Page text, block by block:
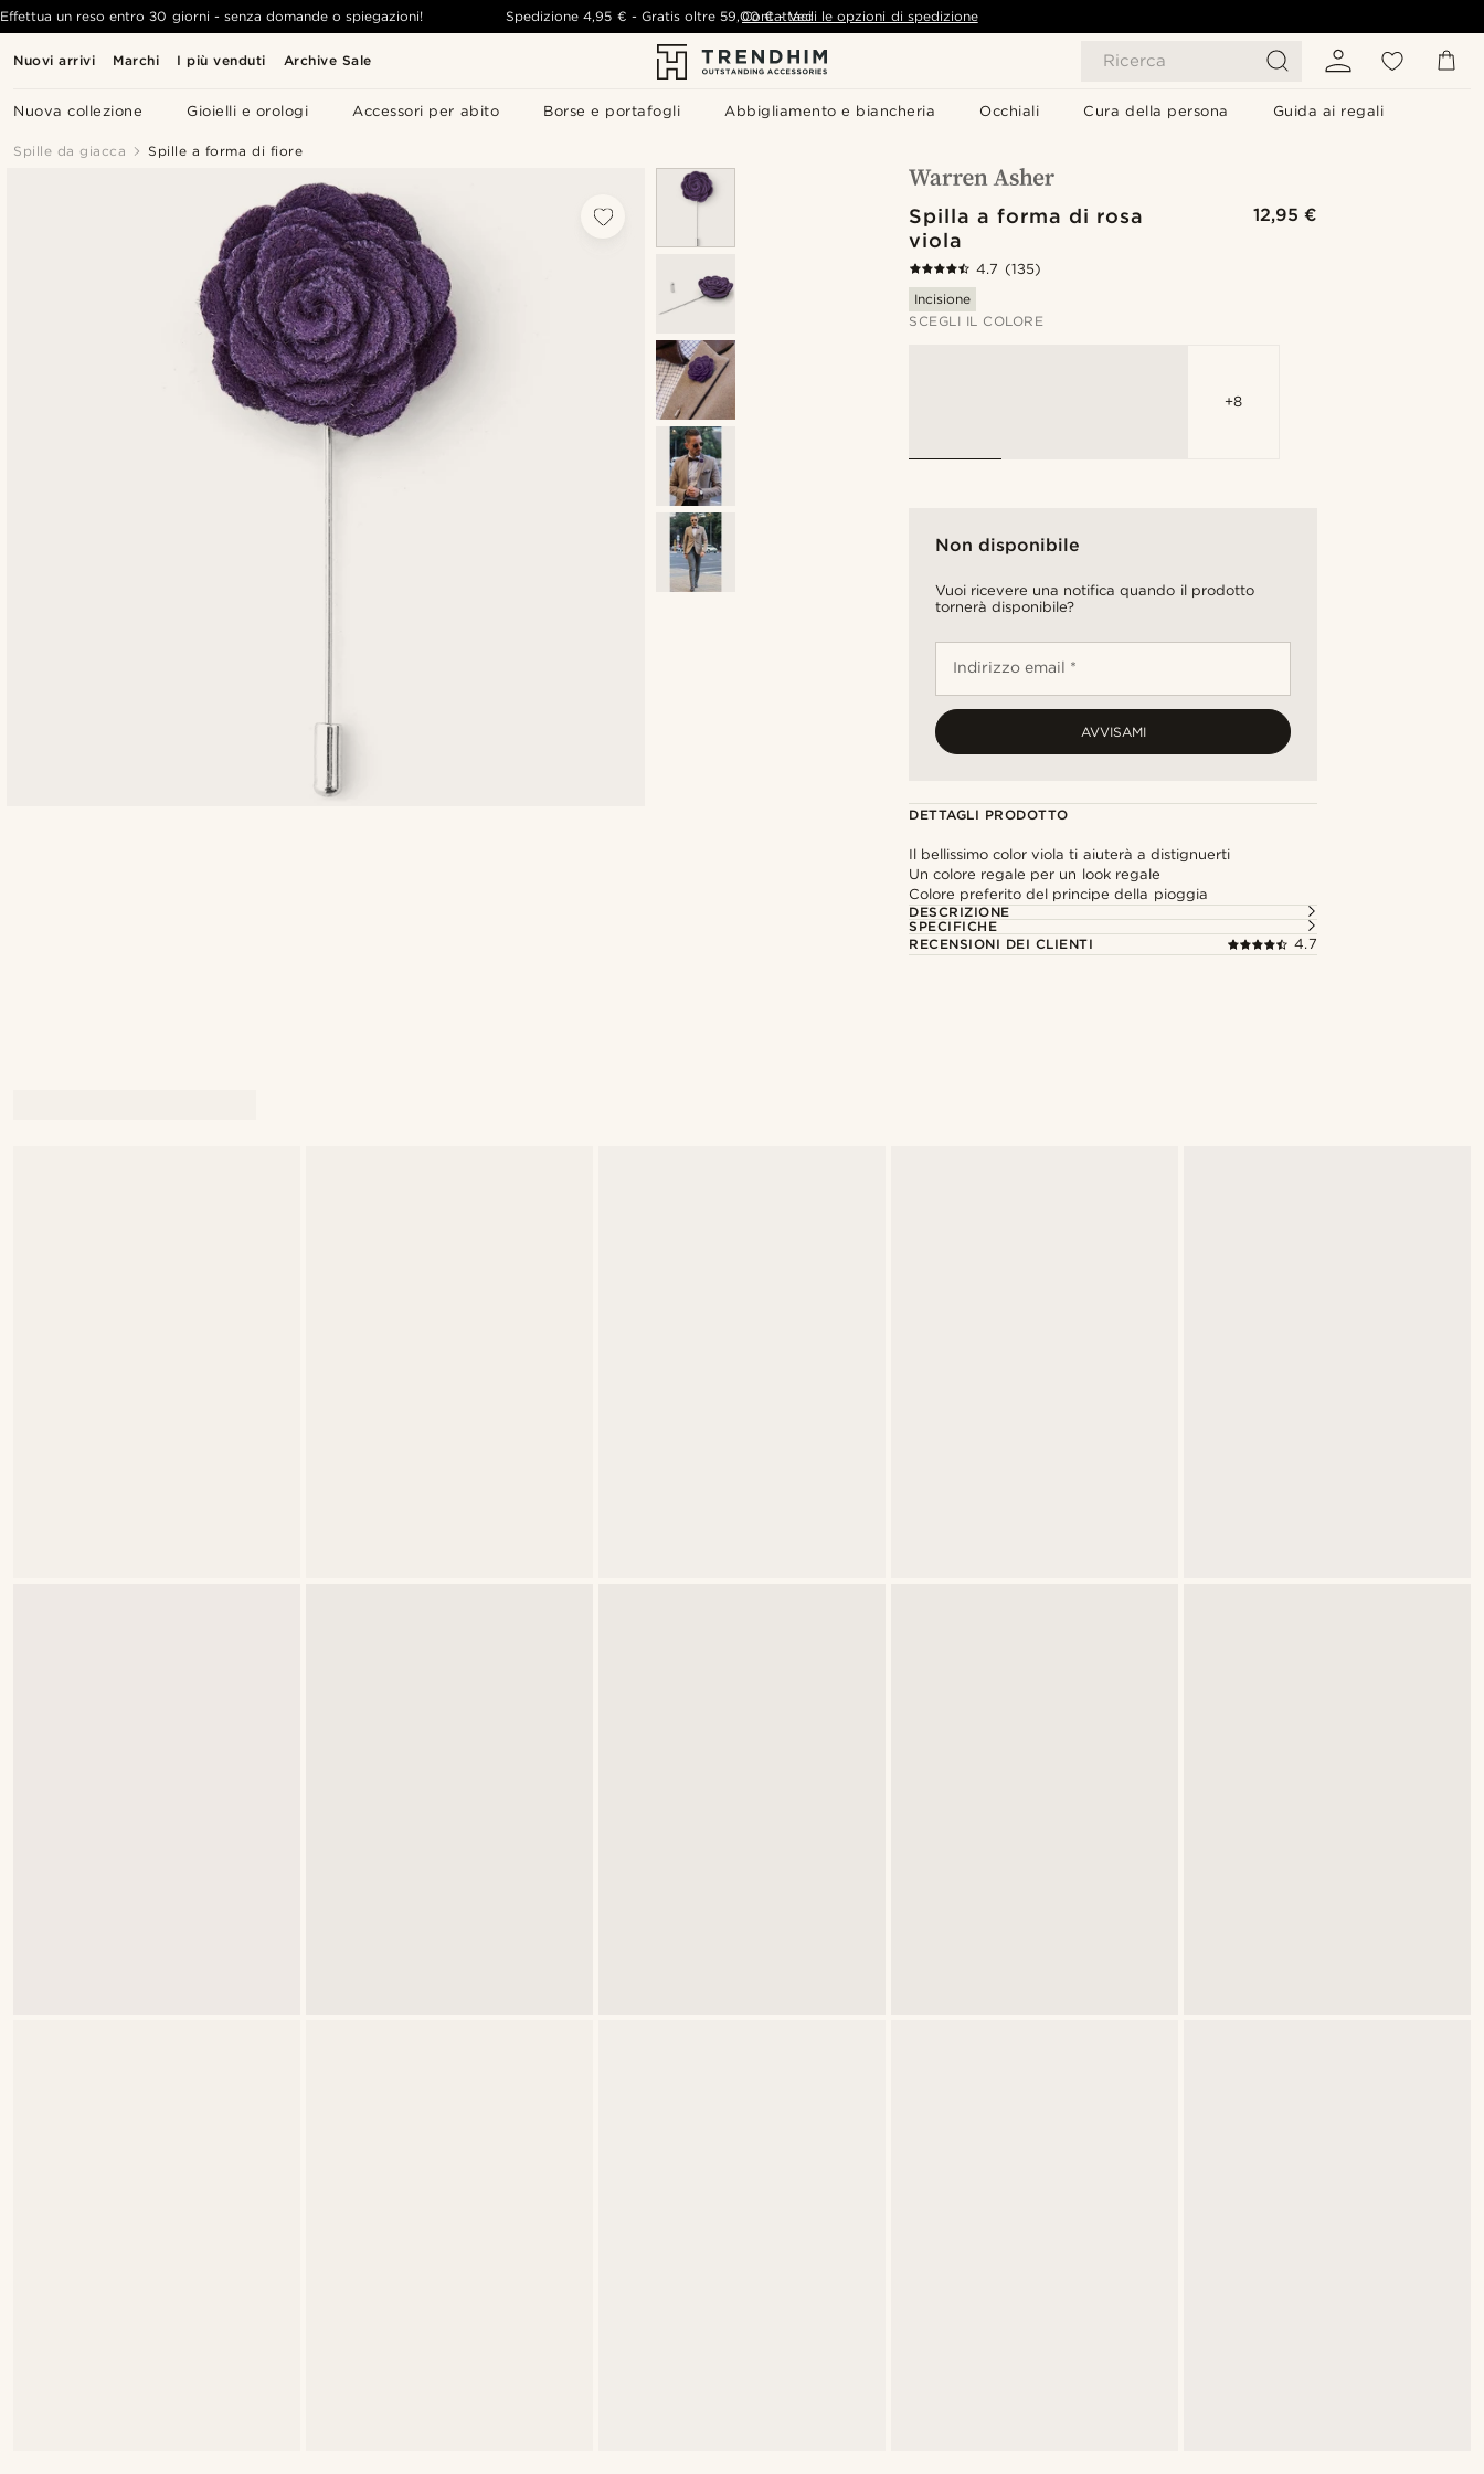
Nuovi arrivi Marchi I più venduti Archive Sale Ricerca
Nuova collezione Gioielli e orologi Accessori per abito Borse e portafogli Abbigliamento e biancheria Occhiali Cura della persona Guida ai regali
Effettua un reso entro 30 giorni - senza domande o spiegazioni! Spedizione 4,95 € - Gratis oltre 59,00 € - Vedi le opzioni di spedizione
Contattaci
Spille da giacca Spille a forma di fiore
Spilla a forma di rosa
viola
12,95 €
4.7 (135)
Incisione
SCEGLI IL COLORE
+8
Non disponibile
Vuoi ricevere una notifica quando il prodotto
tornerà disponibile?
Indirizzo email *
AVVISAMI
DETTAGLI PRODOTTO
Il bellissimo color viola ti aiuterà a distignuerti
Un colore regale per un look regale
Colore preferito del principe della pioggia
DESCRIZIONE
SPECIFICHE
RECENSIONI DEI CLIENTI
4.7